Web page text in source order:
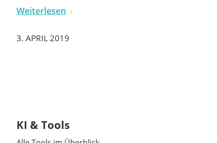
Weiterlesen
3. APRIL 2019
KI & Tools